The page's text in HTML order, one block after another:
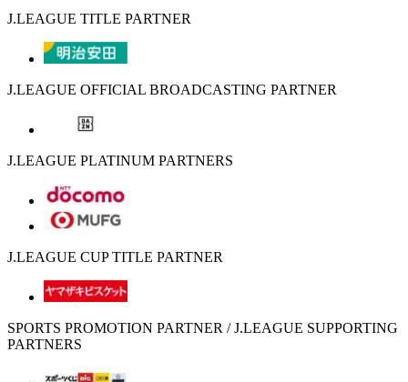
J.LEAGUE TITLE PARTNER
J.LEAGUE OFFICIAL BROADCASTING PARTNER
J.LEAGUE PLATINUM PARTNERS
J.LEAGUE CUP TITLE PARTNER
SPORTS PROMOTION PARTNER / J.LEAGUE SUPPORTING
PARTNERS